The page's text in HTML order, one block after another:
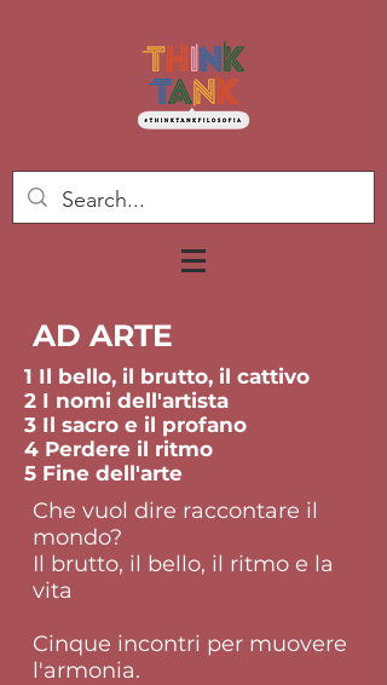
AD ARTE
1 Il bello, il brutto, il cattivo
2 I nomi dell'artista
3 Il sacro e il profano
4 Perdere il ritmo
5 Fine dell'arte
Che vuol dire raccontare il
mondo?
Il brutto, il bello, il ritmo e la
vita
Cinque incontri per muovere
l'armonia.